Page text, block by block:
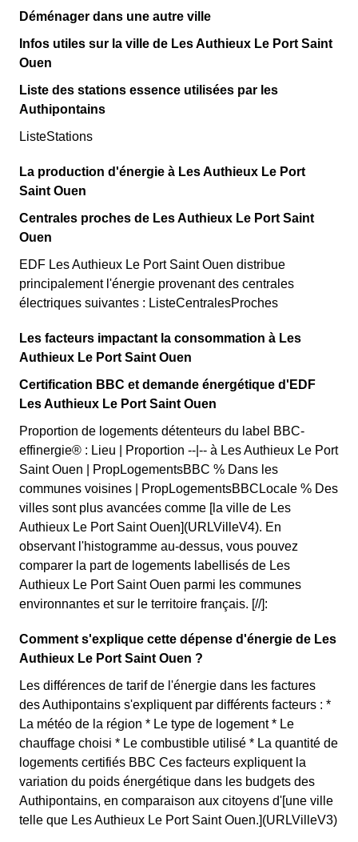
Déménager dans une autre ville
Infos utiles sur la ville de Les Authieux Le Port Saint
Ouen
Liste des stations essence utilisées par les
Authipontains
ListeStations
La production d'énergie à Les Authieux Le Port
Saint Ouen
Centrales proches de Les Authieux Le Port Saint
Ouen
EDF Les Authieux Le Port Saint Ouen distribue
principalement l'énergie provenant des centrales
électriques suivantes : ListeCentralesProches
Les facteurs impactant la consommation à Les
Authieux Le Port Saint Ouen
Certification BBC et demande énergétique d'EDF
Les Authieux Le Port Saint Ouen
Proportion de logements détenteurs du label BBC-
effinergie® : Lieu | Proportion --|-- à Les Authieux Le Port
Saint Ouen | PropLogementsBBC % Dans les
communes voisines | PropLogementsBBCLocale % Des
villes sont plus avancées comme [la ville de Les
Authieux Le Port Saint Ouen](URLVilleV4). En
observant l'histogramme au-dessus, vous pouvez
comparer la part de logements labellisés de Les
Authieux Le Port Saint Ouen parmi les communes
environnantes et sur le territoire français. [//]:
Comment s'explique cette dépense d'énergie de Les
Authieux Le Port Saint Ouen ?
Les différences de tarif de l'énergie dans les factures
des Authipontains s'expliquent par différents facteurs : *
La météo de la région * Le type de logement * Le
chauffage choisi * Le combustible utilisé * La quantité de
logements certifiés BBC Ces facteurs expliquent la
variation du poids énergétique dans les budgets des
Authipontains, en comparaison aux citoyens d'[une ville
telle que Les Authieux Le Port Saint Ouen.](URLVilleV3)